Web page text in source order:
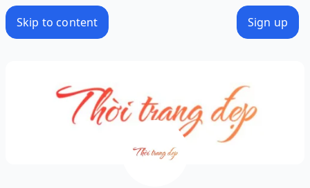
Skip to content Sign up